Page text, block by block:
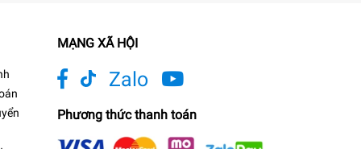
MẠNG XÃ HỘI
Zalo
Phương thức thanh toán